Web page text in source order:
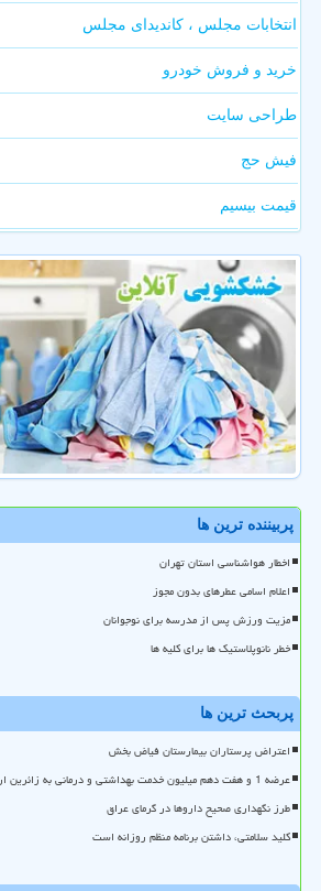
انتخابات مجلس ، کاندیدای مجلس
خرید و فروش خودرو
طراحی سایت
فیش حج
قیمت بیسیم
پربیننده ترین ها
اخطار هواشناسی استان تهران
اعلام اسامی عطرهای بدون مجوز
مزیت ورزش پس از مدرسه برای نوجوانان
خطر نانوپلاستیک ها برای کلیه ها
پربحث ترین ها
اعتراض پرستاران بیمارستان فیاض بخش
عرضه 1 و هفت دهم میلیون خدمت بهداشتی و درمانی به زائرین اربعین
طرز نگهداری صحیح داروها در گرمای عراق
کلید سلامتی، داشتن برنامه منظم روزانه است